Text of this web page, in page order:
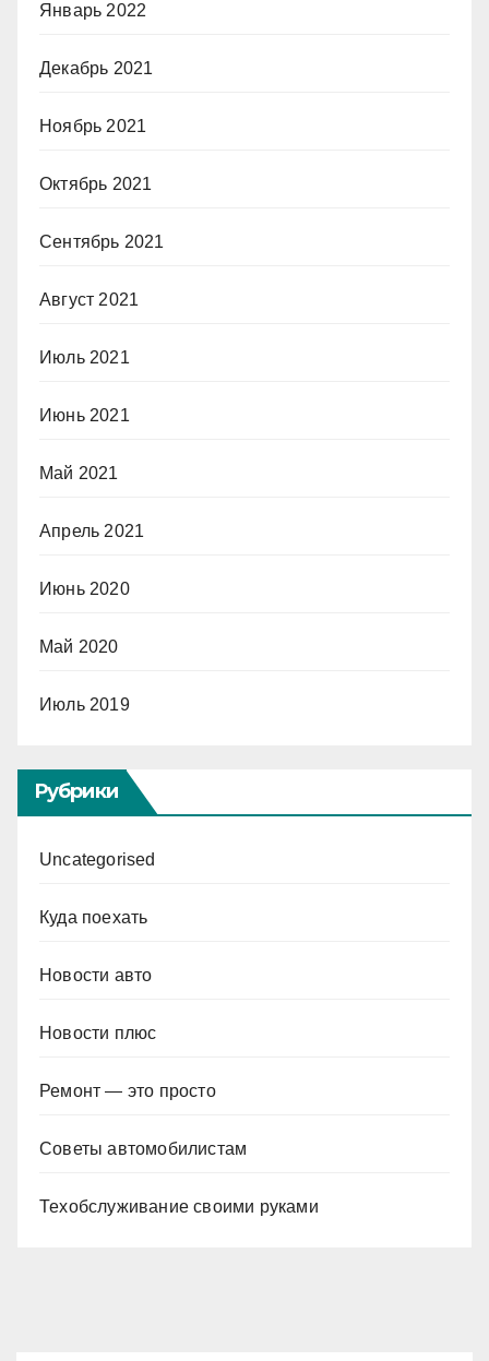
Январь 2022
Декабрь 2021
Ноябрь 2021
Октябрь 2021
Сентябрь 2021
Август 2021
Июль 2021
Июнь 2021
Май 2021
Апрель 2021
Июнь 2020
Май 2020
Июль 2019
Рубрики
Uncategorised
Куда поехать
Новости авто
Новости плюс
Ремонт — это просто
Советы автомобилистам
Техобслуживание своими руками